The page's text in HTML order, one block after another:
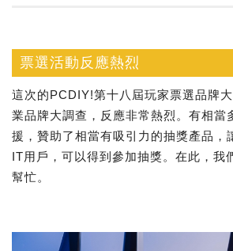
票選活動反應熱烈
這次的PCDIY!第十八屆玩家票選品牌
業品牌大調查，反應非常熱烈。有相當
援，贊助了相當有吸引力的抽獎產品，
IT用戶，可以得到參加抽獎。在此，我
幫忙。